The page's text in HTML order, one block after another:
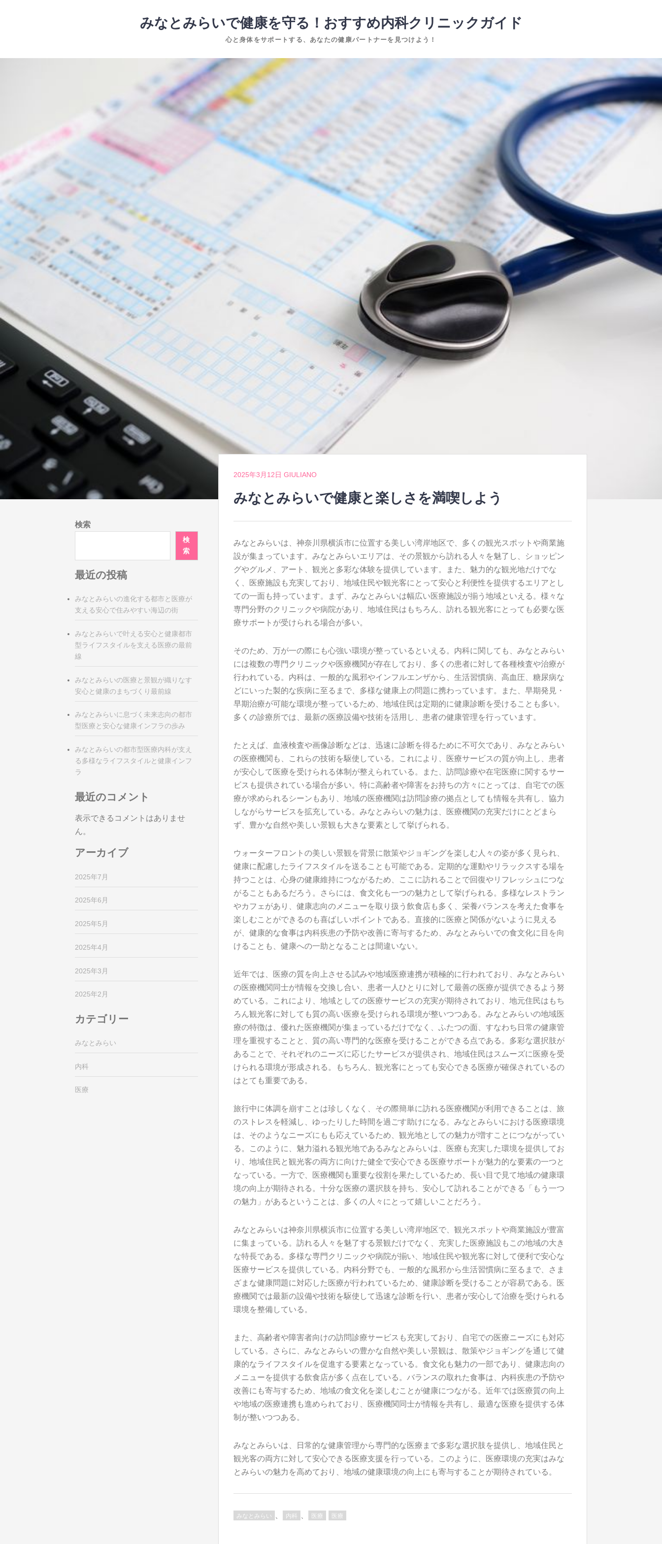
ツ
みなとみらいで健康を守る！おすすめ内科クリニックガイド
心と身体をサポートする、あなたの健康パートナーを見つけよう！
2025年3月12日 GIULIANO
みなとみらいで健康と楽しさを満喫しよう
みなとみらいは、神奈川県横浜市に位置する美しい湾岸地区で、多くの観光スポットや商業施
設が集まっています。みなとみらいエリアは、その景観から訪れる人々を魅了し、ショッピン
グやグルメ、アート、観光と多彩な体験を提供しています。また、魅力的な観光地だけでな
く、医療施設も充実しており、地域住民や観光客にとって安心と利便性を提供するエリアとし
ての一面も持っています。まず、みなとみらいは幅広い医療施設が揃う地域といえる。様々な
専門分野のクリニックや病院があり、地域住民はもちろん、訪れる観光客にとっても必要な医
療サポートが受けられる場合が多い。
そのため、万が一の際にも心強い環境が整っているといえる。内科に関しても、みなとみらい
には複数の専門クリニックや医療機関が存在しており、多くの患者に対して各種検査や治療が
行われている。内科は、一般的な風邪やインフルエンザから、生活習慣病、高血圧、糖尿病な
どにいった製的な疾病に至るまで、多様な健康上の問題に携わっています。また、早期発見・
早期治療が可能な環境が整っているため、地域住民は定期的に健康診断を受けることも多い。
多くの診療所では、最新の医療設備や技術を活用し、患者の健康管理を行っています。
たとえば、血液検査や画像診断などは、迅速に診断を得るために不可欠であり、みなとみらい
の医療機関も、これらの技術を駆使している。これにより、医療サービスの質が向上し、患者
が安心して医療を受けられる体制が整えられている。また、訪問診療や在宅医療に関するサー
ビスも提供されている場合が多い。特に高齢者や障害をお持ちの方々にとっては、自宅での医
療が求められるシーンもあり、地域の医療機関は訪問診療の拠点としても情報を共有し、協力
しながらサービスを拡充している。みなとみらいの魅力は、医療機関の充実だけにとどまら
ず、豊かな自然や美しい景観も大きな要素として挙げられる。
ウォーターフロントの美しい景観を背景に散策やジョギングを楽しむ人々の姿が多く見られ、
健康に配慮したライフスタイルを送ることも可能である。定期的な運動やリラックスする場を
持つことは、心身の健康維持につながるため、ここに訪れることで回復やリフレッシュにつな
がることもあるだろう。さらには、食文化も一つの魅力として挙げられる。多様なレストラン
やカフェがあり、健康志向のメニューを取り扱う飲食店も多く、栄養バランスを考えた食事を
楽しむことができるのも喜ばしいポイントである。直接的に医療と関係がないように見える
が、健康的な食事は内科疾患の予防や改善に寄与するため、みなとみらいでの食文化に目を向
けることも、健康への一助となることは間違いない。
近年では、医療の質を向上させる試みや地域医療連携が積極的に行われており、みなとみらい
の医療機関同士が情報を交換し合い、患者一人ひとりに対して最善の医療が提供できるよう努
めている。これにより、地域としての医療サービスの充実が期待されており、地元住民はもち
ろん観光客に対しても質の高い医療を受けられる環境が整いつつある。みなとみらいの地域医
療の特徴は、優れた医療機関が集まっているだけでなく、ふたつの面、すなわち日常の健康管
理を重視することと、質の高い専門的な医療を受けることができる点である。多彩な選択肢が
あることで、それぞれのニーズに応じたサービスが提供され、地域住民はスムーズに医療を受
けられる環境が形成される。もちろん、観光客にとっても安心できる医療が確保されているの
はとても重要である。
旅行中に体調を崩すことは珍しくなく、その際簡単に訪れる医療機関が利用できることは、旅
のストレスを軽減し、ゆったりした時間を過ごす助けになる。みなとみらいにおける医療環境
は、そのようなニーズにもも応えているため、観光地としての魅力が増すことにつながってい
る。このように、魅力溢れる観光地であるみなとみらいは、医療も充実した環境を提供してお
り、地域住民と観光客の両方に向けた健全で安心できる医療サポートが魅力的な要素の一つと
なっている。一方で、医療機関も重要な役割を果たしているため、長い目で見て地域の健康環
境の向上が期待される。十分な医療の選択肢を持ち、安心して訪れることができる「もう一つ
の魅力」があるということは、多くの人々にとって嬉しいことだろう。
みなとみらいは神奈川県横浜市に位置する美しい湾岸地区で、観光スポットや商業施設が豊富
に集まっている。訪れる人々を魅了する景観だけでなく、充実した医療施設もこの地域の大き
な特長である。多様な専門クリニックや病院が揃い、地域住民や観光客に対して便利で安心な
医療サービスを提供している。内科分野でも、一般的な風邪から生活習慣病に至るまで、さま
ざまな健康問題に対応した医療が行われているため、健康診断を受けることが容易である。医
療機関では最新の設備や技術を駆使して迅速な診断を行い、患者が安心して治療を受けられる
環境を整備している。
また、高齢者や障害者向けの訪問診療サービスも充実しており、自宅での医療ニーズにも対応
している。さらに、みなとみらいの豊かな自然や美しい景観は、散策やジョギングを通じて健
康的なライフスタイルを促進する要素となっている。食文化も魅力の一部であり、健康志向の
メニューを提供する飲食店が多く点在している。バランスの取れた食事は、内科疾患の予防や
改善にも寄与するため、地域の食文化を楽しむことが健康につながる。近年では医療質の向上
や地域の医療連携も進められており、医療機関同士が情報を共有し、最適な医療を提供する体
制が整いつつある。
みなとみらいは、日常的な健康管理から専門的な医療まで多彩な選択肢を提供し、地域住民と
観光客の両方に対して安心できる医療支援を行っている。このように、医療環境の充実はみな
とみらいの魅力を高めており、地域の健康環境の向上にも寄与することが期待されている。
みなとみらい 内科 医療 医療
検索
検
索
最近の投稿
みなとみらいの進化する都市と医療が
支える安心で住みやすい海辺の街
みなとみらいで叶える安心と健康都市
型ライフスタイルを支える医療の最前
線
みなとみらいの医療と景観が織りなす
安心と健康のまちづくり最前線
みなとみらいに息づく未来志向の都市
型医療と安心な健康インフラの歩み
みなとみらいの都市型医療内科が支え
る多様なライフスタイルと健康インフ
ラ
最近のコメント
表示できるコメントはありませ
ん。
アーカイブ
2025年7月
2025年6月
2025年5月
2025年4月
2025年3月
2025年2月
カテゴリー
みなとみらい
内科
医療